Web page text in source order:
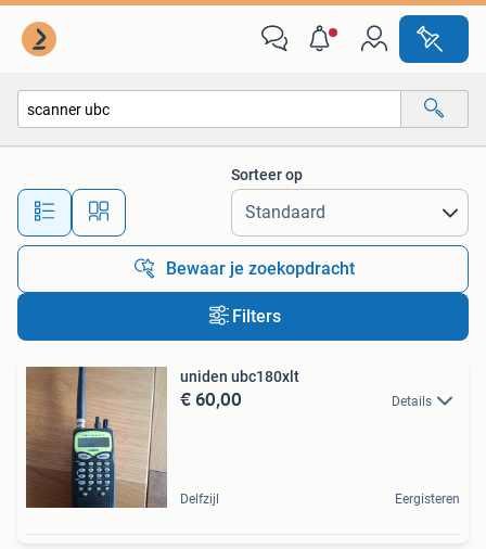
Alle afstanden…
Sorteer op
Bewaar je zoekopdracht
Filters
uniden ubc180xlt
€ 60,00 Details
Delfzijl Eergisteren